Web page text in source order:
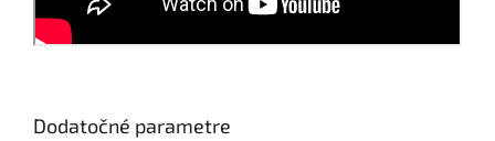
Dodatočné parametre